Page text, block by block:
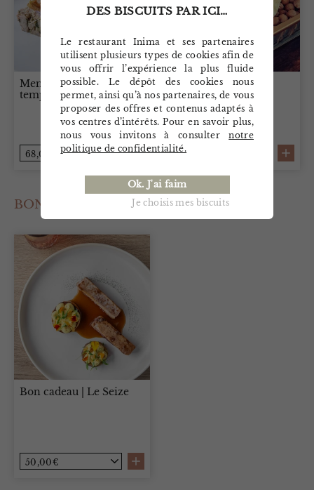
Menu du dîner en 4
temps
Menu du dîner en 5
temps
BON CADEAU
Bon cadeau | Le Seize
DES BISCUITS PAR ICI…
Le restaurant Inima et ses partenaires
utilisent plusieurs types de cookies afin de
vous offrir l’expérience la plus fluide
possible. Le dépôt des cookies nous
permet, ainsi qu’à nos partenaires, de vous
proposer des offres et contenus adaptés à
vos centres d’intérêts. Pour en savoir plus,
nous vous invitons à consulternotre
politique de confidentialité.
Ok. J'ai faim
Je choisis mes biscuits